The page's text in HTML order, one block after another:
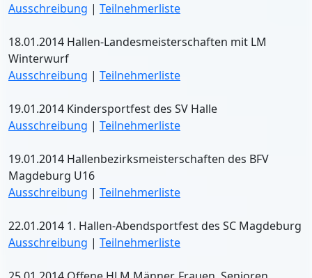
Ausschreibung | Teilnehmerliste
18.01.2014 Hallen-Landesmeisterschaften mit LM
Winterwurf
Ausschreibung | Teilnehmerliste
19.01.2014 Kindersportfest des SV Halle
Ausschreibung | Teilnehmerliste
19.01.2014 Hallenbezirksmeisterschaften des BFV
Magdeburg U16
Ausschreibung | Teilnehmerliste
22.01.2014 1. Hallen-Abendsportfest des SC Magdeburg
Ausschreibung | Teilnehmerliste